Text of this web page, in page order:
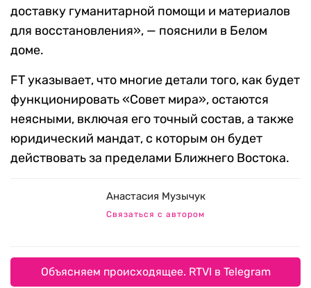
доставку гуманитарной помощи и материалов
для восстановления», — пояснили в Белом
доме.
FT указывает, что многие детали того, как будет
функционировать «Совет мира», остаются
неясными, включая его точный состав, а также
юридический мандат, с которым он будет
действовать за пределами Ближнего Востока.
Анастасия Музычук
Связаться с автором
Объясняем происходящее. RTVI в Telegram